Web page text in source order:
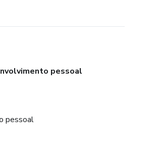
pessoal
pessoal